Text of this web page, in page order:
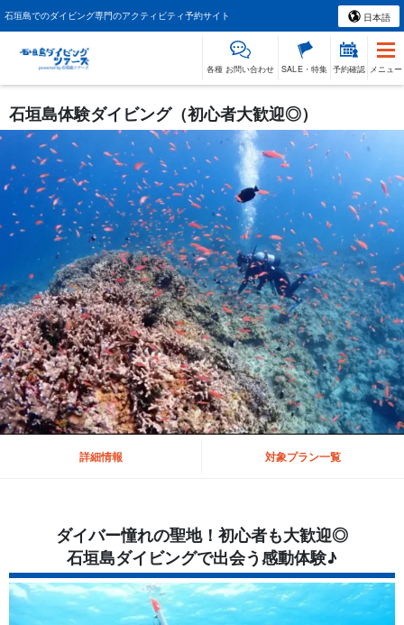
石垣島でのダイビング専門のアクティビティ予約サイト 日本語
各種 お問い合わせ SALE・特集 予約確認 メニュー
石垣島体験ダイビング（初心者大歓迎◎）
詳細情報 対象プラン一覧
ダイバー憧れの聖地！初心者も大歓迎◎
石垣島ダイビングで出会う感動体験♪